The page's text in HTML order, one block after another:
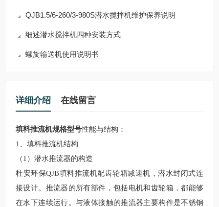
QJB1.5/6-260/3-980S潜水搅拌机维护保养说明
细述潜水搅拌机四种安装方式
螺旋输送机使用说明书​
详细介绍 在线留言
填料推流机规格型号性能与结构：
1、 填料推流机结构
（1） 潜水推流器的构造
杜安环保QJB填料推流机配齿轮箱减速机 ，潜水封闭式连
接设计。推流器的所有部件，包括电机和齿轮箱，都能够
在水下连续运行。与液体接触的推流器主要构件是不锈钢